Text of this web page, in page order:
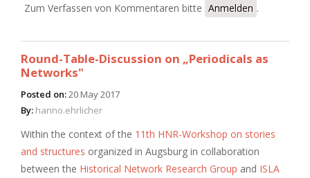
Zum Verfassen von Kommentaren bitte Anmelden .
Round-Table-Discussion on „Periodicals as
Networks"
Posted on:20 May 2017
By: hanno.ehrlicher
Within the context of the 11th HNR-Workshop on stories
and structures organized in Augsburg in collaboration
between the Historical Network Research Group and ISLA